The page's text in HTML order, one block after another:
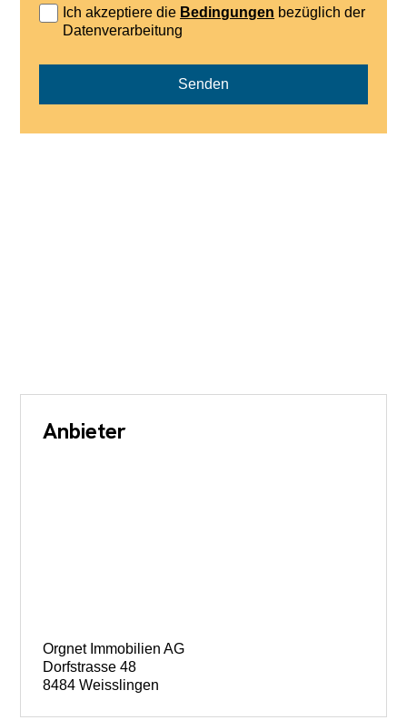
Ich akzeptiere die Bedingungen bezüglich der
Datenverarbeitung
Senden
Anbieter
Orgnet Immobilien AG
Dorfstrasse 48
8484 Weisslingen